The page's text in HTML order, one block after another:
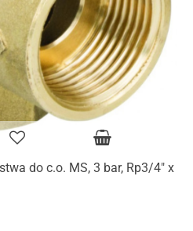
do c.o. MS, 3 bar, Rp3/4" x